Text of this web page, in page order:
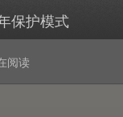
保护模式
阅读